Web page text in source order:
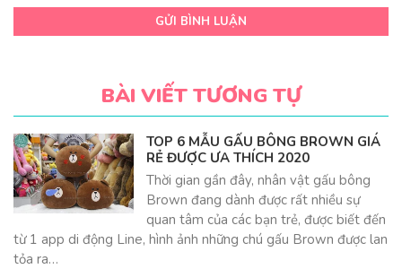
GỬI BÌNH LUẬN
BÀI VIẾT TƯƠNG TỰ
TOP 6 MẪU GẤU BÔNG BROWN GIÁ
RẺ ĐƯỢC ƯA THÍCH 2020
Thời gian gần đây, nhân vật gấu bông
Brown đang dành được rất nhiều sự
quan tâm của các bạn trẻ, được biết đến
từ 1 app di động Line, hình ảnh những chú gấu Brown được lan
tỏa ra…